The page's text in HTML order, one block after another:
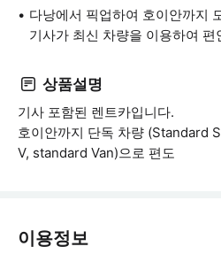
다낭에서 픽업하여 호이안까지
기사가 최신 차량을 이용하여
상품설명
기사 포함된 렌트카입니다.
호이안까지 단독 차량 (Standard
V, standard Van)으로 편도
이용정보